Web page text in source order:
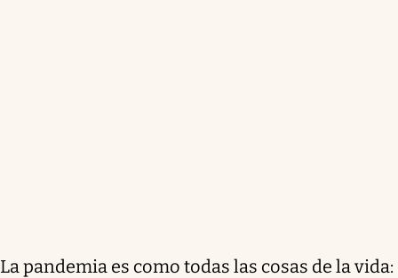
La pandemia es como todas las cosas de la vida: